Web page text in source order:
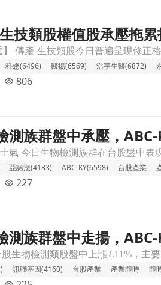
吸金展現個別題材文章頁
技類股權值股承壓拖
科懋(6496) 醫揚(6569) 浩宇生醫(6872)
806
文章頁
測族群盤中承壓，
亞諾法(4133) ABC-KY(6598) 台股產業
227
頁測族群盤中走揚，
訊聯基因(4160) 台股產業 產業即時 即